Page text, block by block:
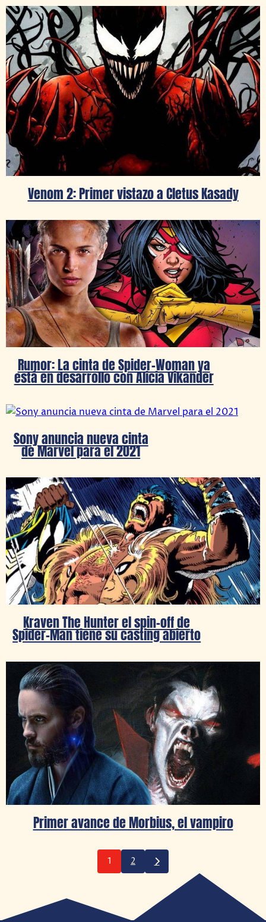
Venom 2: Primer vistazo a Cletus Kasady
Rumor: La cinta de Spider-Woman ya
está en desarrollo con Alicia Vikander
Sony anuncia nueva cinta
de Marvel para el 2021
Kraven The Hunter el spin-off de
Spider-Man tiene su casting abierto
Primer avance de Morbius, el vampiro
1 2